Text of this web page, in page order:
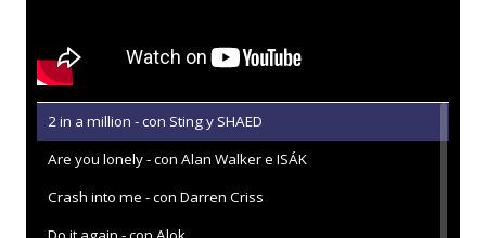
2 in a million - con Sting y SHAED
Are you lonely - con Alan Walker e ISÁK
Crash into me - con Darren Criss